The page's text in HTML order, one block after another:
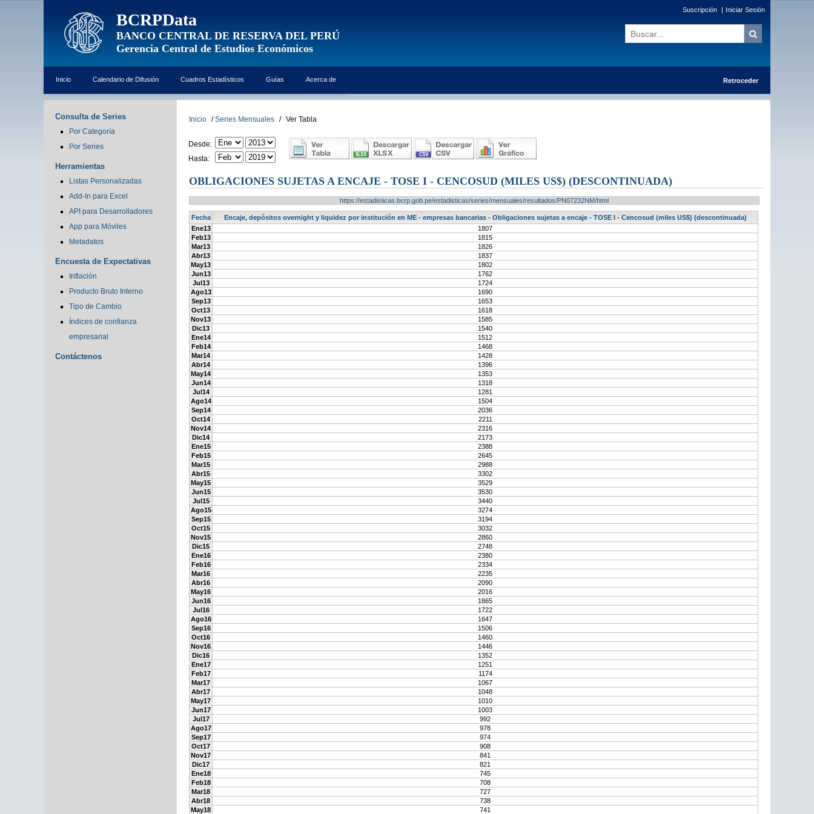
BCRPData
BANCO CENTRAL DE RESERVA DEL PERÚ
Gerencia Central de Estudios Económicos
Suscripción | Iniciar Sesión
Inicio Calendario de Difusión Cuadros Estadísticos Guías Acerca de Retroceder
Consulta de Series
Por Categoría
Por Series
Herramientas
Listas Personalizadas
Add-In para Excel
API para Desarrolladores
App para Móviles
Metadatos
Encuesta de Expectativas
Inflación
Producto Bruto Interno
Tipo de Cambio
Índices de confianza
empresarial
Contáctenos
Inicio / Series Mensuales / Ver Tabla
Desde:
Hasta:
OBLIGACIONES SUJETAS A ENCAJE - TOSE I - CENCOSUD (MILES US$) (DESCONTINUADA)
https://estadisticas.bcrp.gob.pe/estadisticas/series/mensuales/resultados/PN07232NM/html
Fecha
Encaje, depósitos overnight y liquidez por institución en ME - empresas bancarias - Obligaciones sujetas a encaje - TOSE I - Cencosud (miles US$) (descontinuada)
Ene13
1807
Feb13
1815
Mar13
1826
Abr13
1837
May13
1802
Jun13
1762
Jul13
1724
Ago13
1690
Sep13
1653
Oct13
1618
Nov13
1585
Dic13
1540
Ene14
1512
Feb14
1468
Mar14
1428
Abr14
1396
May14
1353
Jun14
1318
Jul14
1281
Ago14
1504
Sep14
2036
Oct14
2211
Nov14
2316
Dic14
2173
Ene15
2388
Feb15
2645
Mar15
2988
Abr15
3302
May15
3529
Jun15
3530
Jul15
3440
Ago15
3274
Sep15
3194
Oct15
3032
Nov15
2860
Dic15
2748
Ene16
2380
Feb16
2334
Mar16
2235
Abr16
2090
May16
2016
Jun16
1865
Jul16
1722
Ago16
1647
Sep16
1506
Oct16
1460
Nov16
1446
Dic16
1352
Ene17
1251
Feb17
1174
Mar17
1067
Abr17
1048
May17
1010
Jun17
1003
Jul17
992
Ago17
978
Sep17
974
Oct17
908
Nov17
841
Dic17
821
Ene18
745
Feb18
708
Mar18
727
Abr18
738
May18
741